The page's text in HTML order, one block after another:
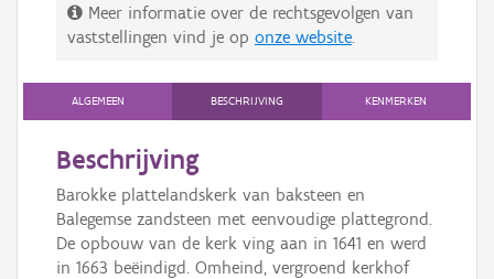
Meer informatie over de rechtsgevolgen van
vaststellingen vind je op onze website
ALGEMEEN BESCHRIJVING KENMERKEN
Beschrijving
Barokke plattelandskerk van baksteen en
Balegemse zandsteen met eenvoudige plattegrond.
De opbouw van de kerk ving aan in 1641 en werd
in 1663 beëindigd. Omheind, vergroend kerkhof